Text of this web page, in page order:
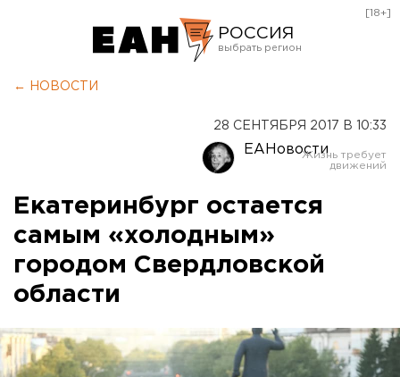
РОССИЯ
Оренбург
[18+]
← НОВОСТИ
28 СЕНТЯБРЯ 2017 В 10:33
ЕАНовости
Екатеринбург остается
самым «холодным»
городом Свердловской
области